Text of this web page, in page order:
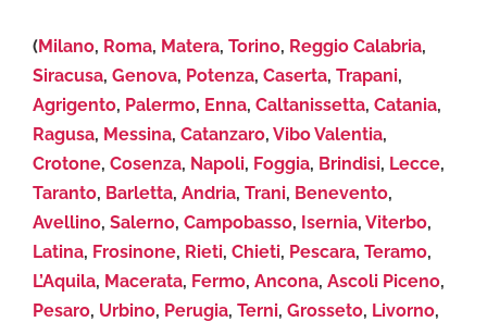
(Milano, Roma, Matera, Torino, Reggio Calabria,
Siracusa, Genova, Potenza, Caserta, Trapani,
Agrigento, Palermo, Enna, Caltanissetta, Catania,
Ragusa, Messina, Catanzaro, Vibo Valentia,
Crotone, Cosenza, Napoli, Foggia, Brindisi, Lecce,
Taranto, Barletta, Andria, Trani, Benevento,
Avellino, Salerno, Campobasso, Isernia, Viterbo,
Latina, Frosinone, Rieti, Chieti, Pescara, Teramo,
L’Aquila, Macerata, Fermo, Ancona, Ascoli Piceno,
Pesaro, Urbino, Perugia, Terni, Grosseto, Livorno,